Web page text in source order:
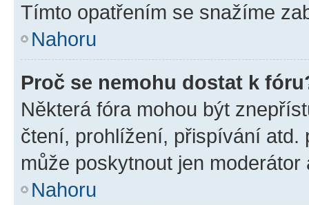
Tímto opatřením se snažíme
Nahoru
Proč se nemohu dostat k
Některá fóra mohou být
čtení, prohlížení, přispívání atd.
může poskytnout jen
Nahoru